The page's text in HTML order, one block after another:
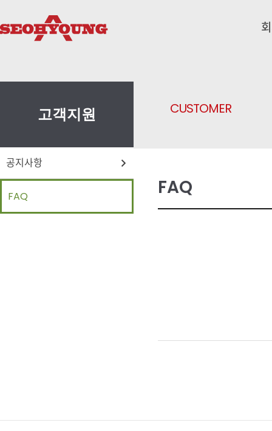
CUSTOMER
고객지원
공지사항
FAQ FAQ